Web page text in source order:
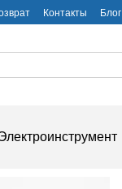
Контакты Блог